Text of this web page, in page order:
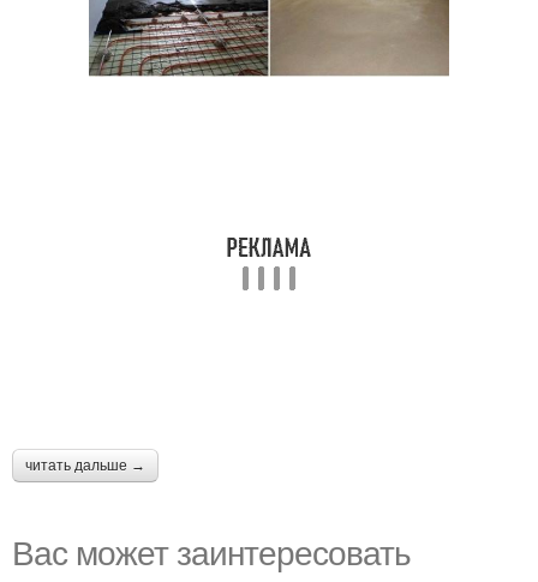
читать дальше →
Вас может заинтересовать